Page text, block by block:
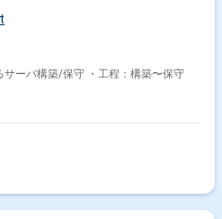
サーバ構築/保守 ・工程：構築〜保守